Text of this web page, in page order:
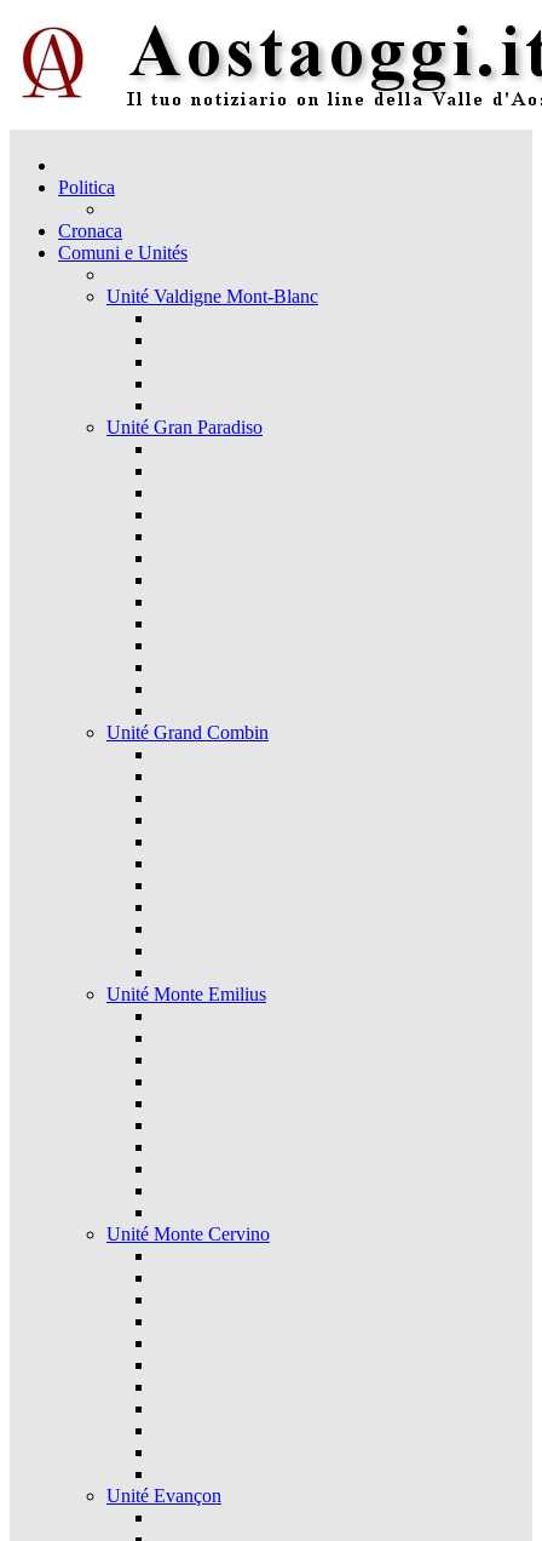
Politica
Cronaca
Comuni e Unités
Unité Valdigne Mont-Blanc
Unité Gran Paradiso
Unité Grand Combin
Unité Monte Emilius
Unité Monte Cervino
Unité Evançon